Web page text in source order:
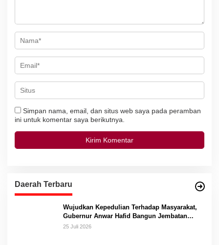
Simpan nama, email, dan situs web saya pada peramban
ini untuk komentar saya berikutnya.
Daerah Terbaru
Wujudkan Kepedulian Terhadap Masyarakat,
Gubernur Anwar Hafid Bangun Jembatan
Gantung Masungkang dengan Dana Pribadi
25 Juli 2026